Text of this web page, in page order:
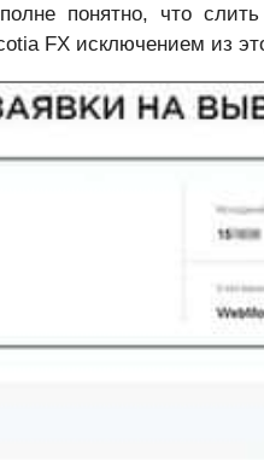
понятно, что слить
FX исключением из